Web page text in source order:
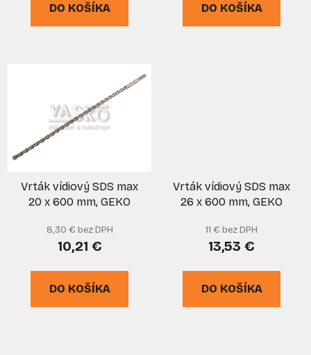
DO KOŠÍKA DO KOŠÍKA
Vrták vídiový SDS max
20 x 600 mm, GEKO
8,30 € bez DPH
10,21 €
DO KOŠÍKA
Vrták vídiový SDS max
26 x 600 mm, GEKO
11 € bez DPH
13,53 €
DO KOŠÍKA